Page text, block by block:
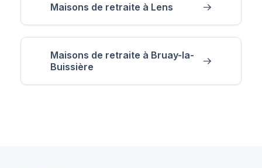
Maisons de retraite à Lens
Maisons de retraite à Bruay-la-
Buissière